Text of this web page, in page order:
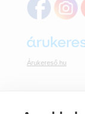
Árukereső.hu